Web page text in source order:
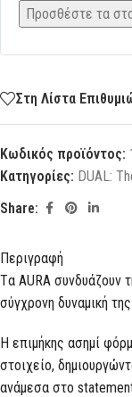
Προσθέστε τα
Στη Λίστα
Κωδικός προϊόντος:
Κατηγορίες: DUAL:
Share:
Περιγραφή
Tα AURA συνδυάζουν
σύγχρονη δυναμική
Η επιμήκης ασημί
στοιχείο,
ανάμεσα στο